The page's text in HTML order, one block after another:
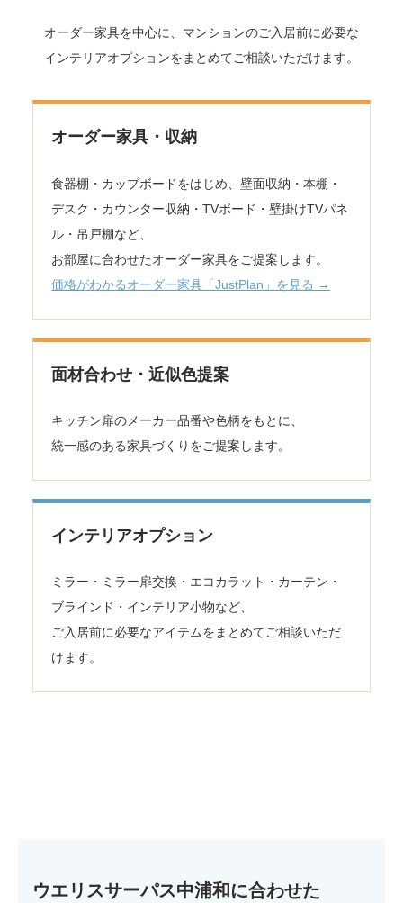
オーダー家具を中心に、マンションのご入居前に必要な
インテリアオプションをまとめてご相談いただけます。
オーダー家具・収納
食器棚・カップボードをはじめ、壁面収納・本棚・
デスク・カウンター収納・TVボード・壁掛けTVパネ
ル・吊戸棚など、
お部屋に合わせたオーダー家具をご提案します。
価格がわかるオーダー家具「JustPlan」を見る →
面材合わせ・近似色提案
キッチン扉のメーカー品番や色柄をもとに、
統一感のある家具づくりをご提案します。
インテリアオプション
ミラー・ミラー扉交換・エコカラット・カーテン・
ブラインド・インテリア小物など、
ご入居前に必要なアイテムをまとめてご相談いただ
けます。
ウエリスサーパス中浦和に合わせた